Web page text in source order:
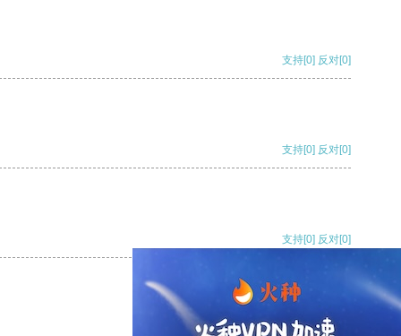
支持[0] 反对[0]
支持[0] 反对[0]
支持[0] 反对[0]
支持[0] 反对